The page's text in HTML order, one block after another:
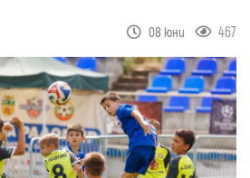
08 юни 467